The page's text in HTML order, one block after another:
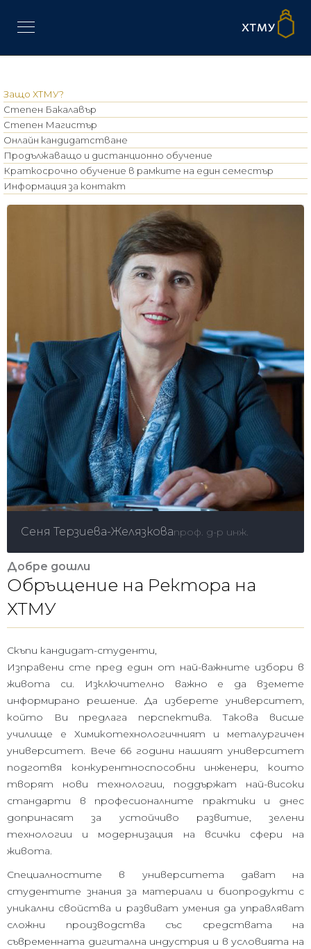
Защо ХТМУ?
Степен Бакалавър
Степен Магистър
Онлайн кандидатстване
Продължаващо и дистанционно обучение
Краткосрочно обучение в рамките на един семестър
Информация за контакт
Сеня Терзиева-Желязковапроф. д-р инж.
Добре дошли
Обръщение на Ректора на
ХТМУ
Скъпи кандидат-студенти,
Изправени сте пред един от най-важните избори в
живота си. Изключително важно е да вземете
информирано решение. Да изберете университет,
който Ви предлага перспектива. Такова висше
училище е Химикотехнологичният и металургичен
университет. Вече 66 години нашият университет
подготвя конкурентноспособни инженери, които
творят нови технологии, поддържат най-високи
стандарти в професионалните практики и днес
допринасят за устойчиво развитие, зелени
технологии и модернизация на всички сфери на
живота.
Специалностите в университета дават на
студентите знания за материали и биопродукти с
уникални свойства и развиват умения да управляват
сложни производства със средствата на
съвременната дигитална индустрия и в условията на